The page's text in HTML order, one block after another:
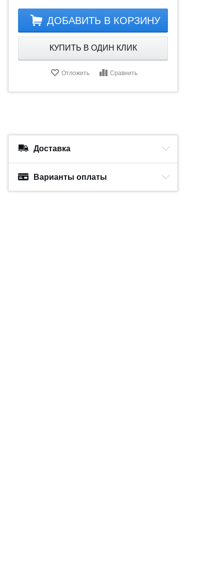
ДОБАВИТЬ В КОРЗИНУ
КУПИТЬ В ОДИН КЛИК
Отложить Сравнить
Доставка
Варианты оплаты